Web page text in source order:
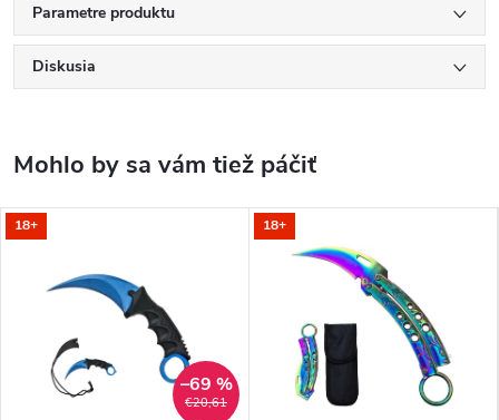
Parametre produktu
Diskusia
18+
€20,61
–69 %
18+